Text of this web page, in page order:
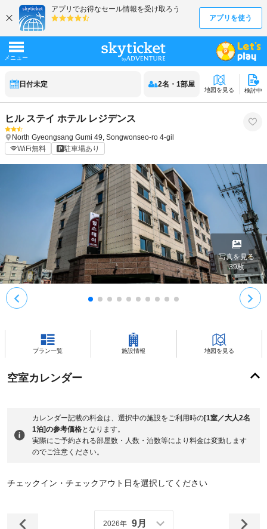
日付未定 2名 ・ 1部屋
地図を見る 検討中
ヒル ステイ ホテル レジデンス
North Gyeongsang Gumi 49, Songwonseo-ro 4-gil
WiFi無料
駐車場あり
写真を見る
39枚
プラン一覧 施設情報 地図を見る
空室カレンダー
カレンダー記載の料金は、選択中の施設をご利用時の[1室／大人2名
1泊]の参考価格となります。
実際にご予約される部屋数・人数・泊数等により料金は変動します
のでご注意ください。
チェックイン・チェックアウト日を選択してください
2026年 9月